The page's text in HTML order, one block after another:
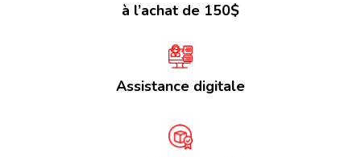
à l’achat de 150$
Assistance digitale